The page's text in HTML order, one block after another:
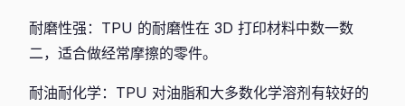
耐磨性强：TPU 的耐磨性在 3D 打印材料中数一数
二，适合做经常摩擦的零件。
耐油耐化学：TPU 对油脂和大多数化学溶剂有较好的